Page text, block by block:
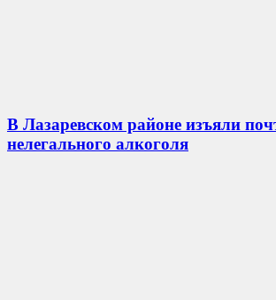
В Лазаревском районе изъяли
нелегального алкоголя